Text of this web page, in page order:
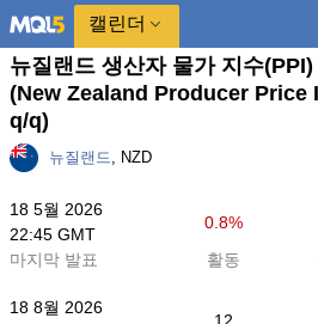
캘린더
뉴질랜드 생산자 물가 지수
(New Zealand Producer Price
q/q)
뉴질랜드, NZD
18 5월 2026
22:45 GMT
0.8%
마지막 발표
활동
18 8월 2026
12